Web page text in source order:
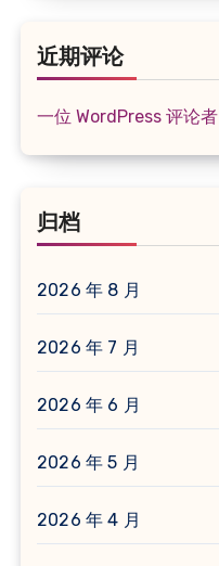
近期评论
一位 WordPress 评论者
归档
2026 年 8 月
2026 年 7 月
2026 年 6 月
2026 年 5 月
2026 年 4 月